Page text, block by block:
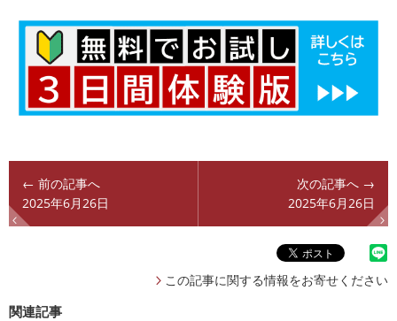
← 前の記事へ
2025年6月26日
次の記事へ →
2025年6月26日
この記事に関する情報をお寄せください
関連記事